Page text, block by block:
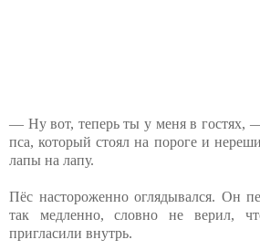
— Ну вот, теперь ты у меня в гостях, —
пса, который стоял на пороге и
лапы⁨ на лапу.
Пёс настороженно оглядывался. Он
так медленно, словно не верил,
пригласили внутрь.